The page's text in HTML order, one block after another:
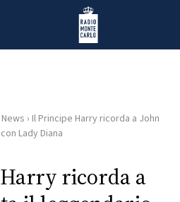
Radio Monte Carlo
News › Il Principe Harry ricorda a John
Lady Diana
ricorda a